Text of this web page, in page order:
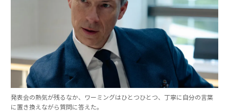
発表会の熱気が残るなか、ワーミングはひとつひとつ、丁寧に自分の言葉
に置き換えながら質問に答えた。